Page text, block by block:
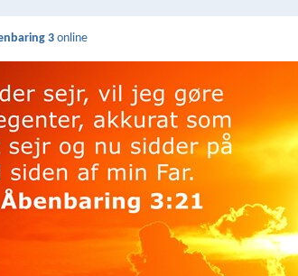
3online